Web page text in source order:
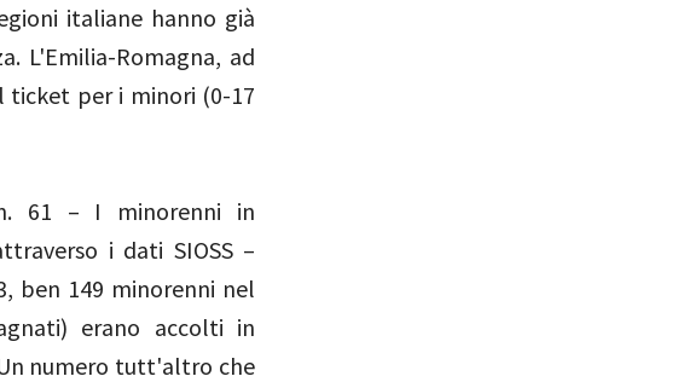
italiane hanno già
L'Emilia-Romagna, ad
ticket per i minori (0-17
61 – I minorenni in
i dati SIOSS –
ben 149 minorenni nel
erano accolti in
numero tutt'altro che